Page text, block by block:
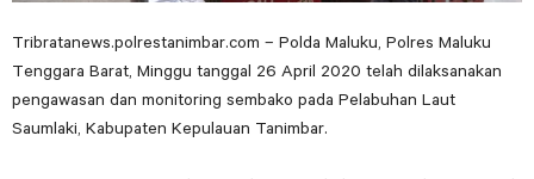
Tribratanews.polrestanimbar.com – Polda Maluku, Polres Maluku
Tenggara Barat, Minggu tanggal 26 April 2020 telah dilaksanakan
pengawasan dan monitoring sembako pada Pelabuhan Laut
Saumlaki, Kabupaten Kepulauan Tanimbar.